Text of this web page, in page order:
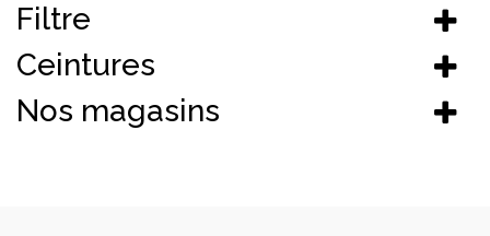
Filtre
Ceintures
Nos magasins